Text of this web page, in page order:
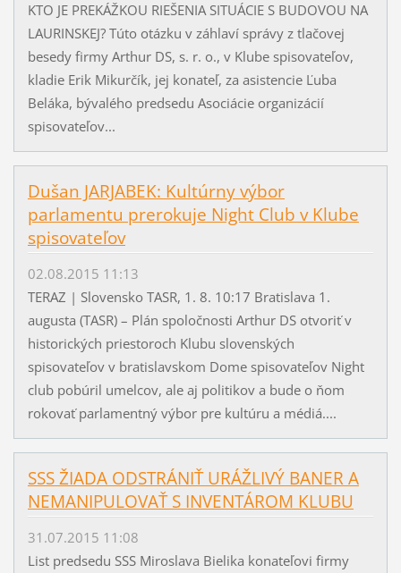
KTO JE PREKÁŽKOU RIEŠENIA SITUÁCIE S BUDOVOU NA
LAURINSKEJ? Túto otázku v záhlaví správy z tlačovej
besedy firmy Arthur DS, s. r. o., v Klube spisovateľov,
kladie Erik Mikurčík, jej konateľ, za asistencie Ľuba
Beláka, bývalého predsedu Asociácie organizácií
spisovateľov...
Dušan JARJABEK: Kultúrny výbor
parlamentu prerokuje Night Club v Klube
spisovateľov
02.08.2015 11:13
TERAZ | Slovensko TASR, 1. 8. 10:17 Bratislava 1.
augusta (TASR) – Plán spoločnosti Arthur DS otvoriť v
historických priestoroch Klubu slovenských
spisovateľov v bratislavskom Dome spisovateľov Night
club pobúril umelcov, ale aj politikov a bude o ňom
rokovať parlamentný výbor pre kultúru a médiá....
SSS ŽIADA ODSTRÁNIŤ URÁŽLIVÝ BANER A
NEMANIPULOVAŤ S INVENTÁROM KLUBU
31.07.2015 11:08
List predsedu SSS Miroslava Bielika konateľovi firmy